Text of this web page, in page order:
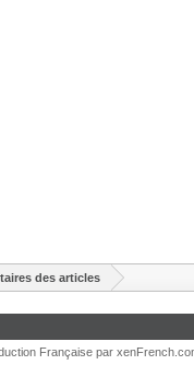
des articles
Française par